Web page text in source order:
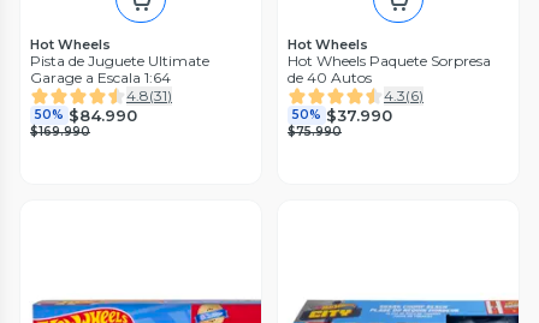
Hot Wheels
Pista de Juguete Ultimate
Garage a Escala 1:64
4.8(31)
50% $84.990
$169.990
Hot Wheels
Hot Wheels Paquete Sorpresa
de 40 Autos
4.3(6)
50% $37.990
$75.990